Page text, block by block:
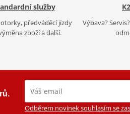
služby
předváděcí jízdy
zboží a další.
Výbava?
Odběrem novinek souhlasím se